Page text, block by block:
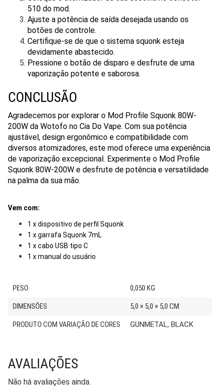
510 do mod.
Ajuste a potência de saída desejada usando os
botões de controle.
Certifique-se de que o sistema squonk esteja
devidamente abastecido.
Pressione o botão de disparo e desfrute de uma
vaporização potente e saborosa.
CONCLUSÃO
Agradecemos por explorar o Mod Profile Squonk 80W-
200W da Wotofo no Cia Do Vape. Com sua potência
ajustável, design ergonômico e compatibilidade com
diversos atomizadores, este mod oferece uma experiência
de vaporização excepcional. Experimente o Mod Profile
Squonk 80W-200W e desfrute de potência e versatilidade
na palma da sua mão.
Vem com:
1 x dispositivo de perfil Squonk
1 x garrafa Squonk 7mL
1 x cabo USB tipo C
1 x manual do usuário
PESO 0,050 KG
DIMENSÕES 5,0 × 5,0 × 5,0 CM
PRODUTO COM VARIAÇÃO DE CORES GUNMETAL, BLACK
AVALIAÇÕES
Não há avaliações ainda.